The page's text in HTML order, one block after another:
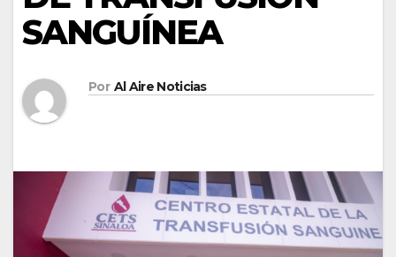
SANGUÍNEA
Por Al Aire Noticias